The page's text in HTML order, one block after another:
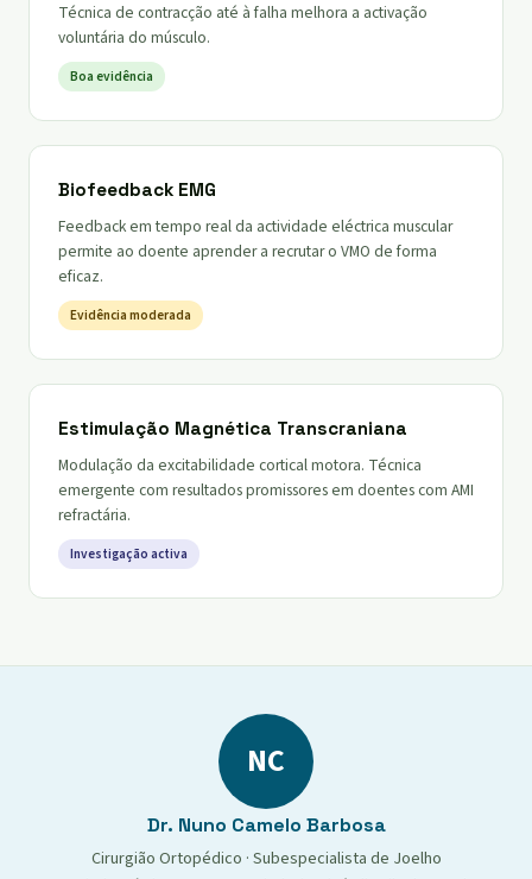
Técnica de contracção até à falha melhora a activação
voluntária do músculo.
Boa evidência
Biofeedback EMG
Feedback em tempo real da actividade eléctrica muscular
permite ao doente aprender a recrutar o VMO de forma
eficaz.
Evidência moderada
Estimulação Magnética Transcraniana
Modulação da excitabilidade cortical motora. Técnica
emergente com resultados promissores em doentes com AMI
refractária.
Investigação activa
NC
Dr. Nuno Camelo Barbosa
Cirurgião Ortopédico · Subespecialista de Joelho